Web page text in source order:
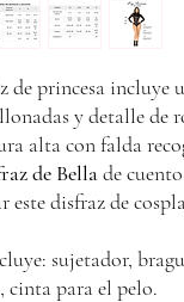
de princesa incluye
y detalle de
alta con falda
de Bellade
este disfraz de
sujetador,
cinta para el pelo.